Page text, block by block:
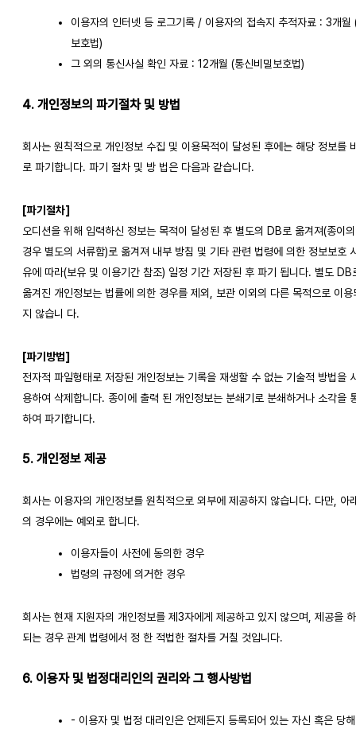
이용자의 인터넷 등 로그기록 / 이용자의 접속지 추적자료 : 3개월
보호법)
그 외의 통신사실 확인 자료 : 12개월 (통신비밀보호법)
4. 개인정보의 파기절차 및 방법
회사는 원칙적으로 개인정보 수집 및 이용목적이 달성된 후에는 해당 정보를
로 파기합니다. 파기 절차 및 방 법은 다음과 같습니다.
[파기절차]
오디션을 위해 입력하신 정보는 목적이 달성된 후 별도의 DB로 옮겨져(종이의
경우 별도의 서류함)로 옮겨져 내부 방침 및 기타 관련 법령에 의한 정보보호
유에 따라(보유 및 이용기간 참조) 일정 기간 저장된 후 파기 됩니다. 별도 DB
옮겨진 개인정보는 법률에 의한 경우를 제외, 보관 이외의 다른 목적으로 이용
지 않습니 다.
[파기방법]
전자적 파일형태로 저장된 개인정보는 기록을 재생할 수 없는 기술적 방법을
용하여 삭제합니다. 종이에 출력 된 개인정보는 분쇄기로 분쇄하거나 소각을
하여 파기합니다.
5. 개인정보 제공
회사는 이용자의 개인정보를 원칙적으로 외부에 제공하지 않습니다. 다만, 아
의 경우에는 예외로 합니다.
이용자들이 사전에 동의한 경우
법령의 규정에 의거한 경우
회사는 현재 지원자의 개인정보를 제3자에게 제공하고 있지 않으며, 제공을
되는 경우 관계 법령에서 정 한 적법한 절차를 거칠 것입니다.
6. 이용자 및 법정대리인의 권리와 그 행사방법
- 이용자 및 법정 대리인은 언제든지 등록되어 있는 자신 혹은 당